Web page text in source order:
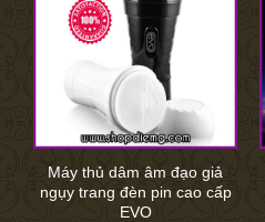
Máy thủ dâm âm đạo giả
ngụy trang đèn pin cao cấp
EVO